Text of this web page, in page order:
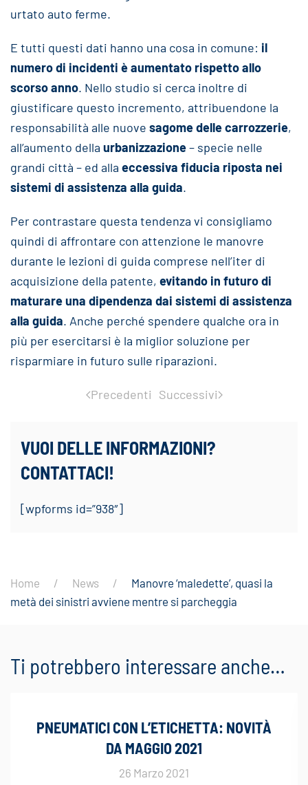
urtato auto ferme.
E tutti questi dati hanno una cosa in comune: il
numero di incidenti è aumentato rispetto allo
scorso anno. Nello studio si cerca inoltre di
giustificare questo incremento, attribuendone la
responsabilità alle nuove sagome delle carrozzerie,
all’aumento della urbanizzazione– specie nelle
grandi città – ed alla eccessiva fiducia riposta nei
sistemi di assistenza alla guida.
Per contrastare questa tendenza vi consigliamo
quindi di affrontare con attenzione le manovre
durante le lezioni di guida comprese nell’iter di
acquisizione della patente, evitando in futuro di
maturare una dipendenza dai sistemi di assistenza
alla guida. Anche perché spendere qualche ora in
più per esercitarsi è la miglior soluzione per
risparmiare in futuro sulle riparazioni.
Precedenti Successivi
VUOI DELLE INFORMAZIONI?
CONTATTACI!
[wpforms id=”938″]
Home News
Manovre ‘maledette’, quasi la
metà dei sinistri avviene mentre si parcheggia
Ti potrebbero interessare anche…
PNEUMATICI CON L’ETICHETTA: NOVITÀ
DA MAGGIO 2021
26 Marzo 2021